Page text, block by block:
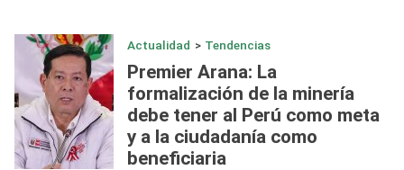
Actualidad > Tendencias
Premier Arana: La
formalización de la minería
debe tener al Perú como meta
y a la ciudadanía como
beneficiaria